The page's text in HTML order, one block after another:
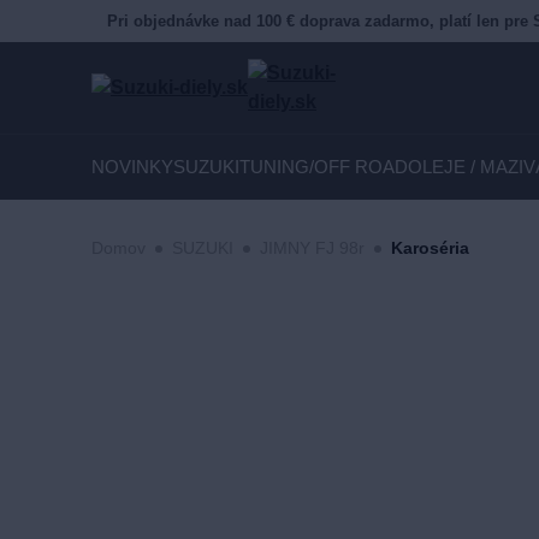
Pri objednávke nad 100 € doprava zadarmo, platí len pre
NOVINKYSUZUKITUNING/OFF ROADOLEJE /
Karoséria